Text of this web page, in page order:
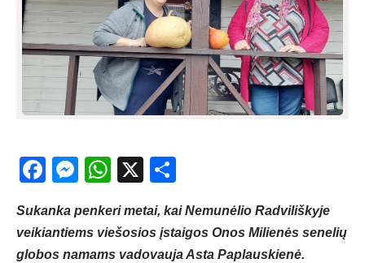
Facebook
Messenger
WhatsApp
X
Sukanka penkeri metai, kai Nemunėlio Radviliškyje
veikiantiems viešosios įstaigos Onos Milienės senelių
globos namams vadovauja Asta Paplauskienė.